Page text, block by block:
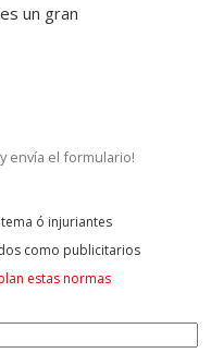
un gran
envía el formulario!
ó injuriantes
como publicitarios
estas normas